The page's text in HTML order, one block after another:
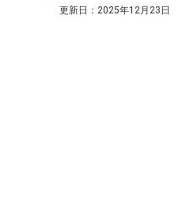
い寒さから身体を守るアイテムの魅
更新日： 2025年12月23日